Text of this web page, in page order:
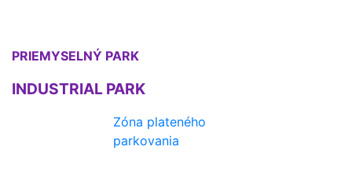
PRIEMYSELNÝ PARK
INDUSTRIAL PARK
Zóna plateného
parkovania